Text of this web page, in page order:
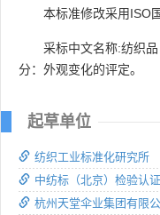
本标准修改采用ISO
采标中文名称:纺织
分：外观变化的评定。
起草单位
纺织工业标准化研究所
中纺标（北京）检验认
杭州天堂伞业集团有限